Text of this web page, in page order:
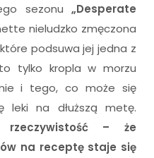
sezonu „Desperate
nieludzko zmęczona
podsuwa jej jedna z
tylko kropla w morzu
i tego, co może się
leki na dłuższą metę.
– że
na receptę staje się